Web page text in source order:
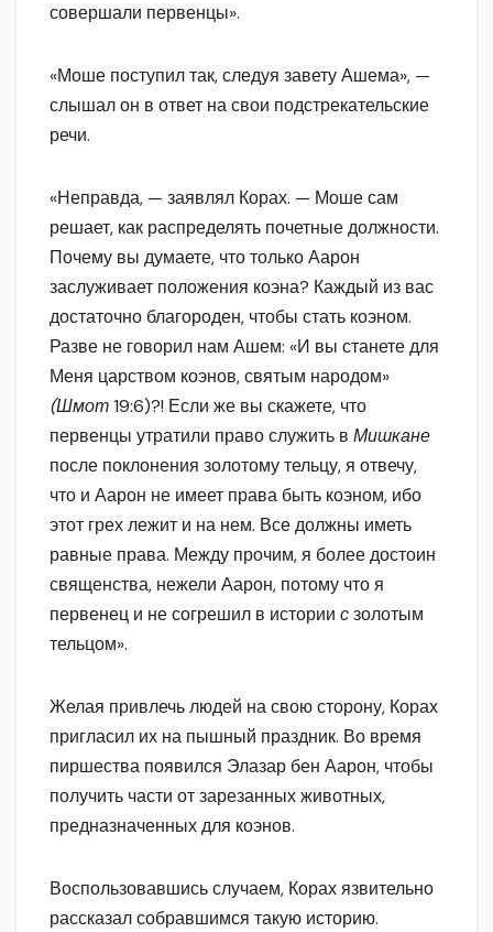
совершали первенцы».
«Моше поступил так, следуя завету Ашема», —
слышал он в ответ на свои подстрекательские
речи.
«Неправда, — заявлял Корах. — Моше сам
решает, как распределять почетные должности.
Почему вы думаете, что только Аарон
заслуживает положения коэна? Каждый из вас
достаточно благороден, чтобы стать коэном.
Разве не говорил нам Ашем: «И вы станете для
Меня царством коэнов, святым народом»
(Шмот19:6)?! Если же вы скажете, что
первенцы утратили право служить в Мишкане
после поклонения золотому тельцу, я отвечу,
что и Аарон не имеет права быть коэном, ибо
этот грех лежит и на нем. Все должны иметь
равные права. Между прочим, я более достоин
священства, нежели Аарон, потому что я
первенец и не согрешил в истории сзолотым
тельцом».
Желая привлечь людей на свою сторону, Корах
пригласил их на пышный праздник. Во время
пиршества появился Элазар бен Аарон, чтобы
получить части от зарезанных животных,
предназначенных для коэнов.
Воспользовавшись случаем, Корах язвительно
рассказал собравшимся такую историю.